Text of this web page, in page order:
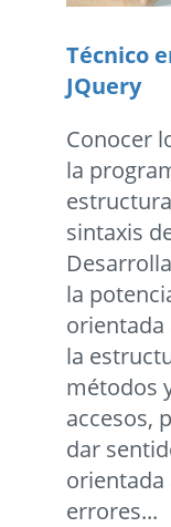
Técnico
JQuery
Conocer
la
sintaxis
la
orientada
la
métodos
accesos,
dar
orientada
errores...